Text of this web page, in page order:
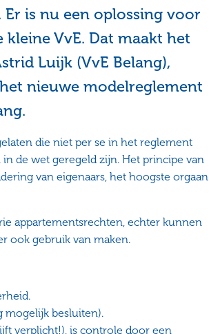
is nu een oplossing voor
kleine VvE. Dat maakt het
Luijk (VvE Belang),
nieuwe modelreglement
die niet per se in het reglement
de wet geregeld zijn. Het principe van
van eigenaars, het hoogste orgaan
appartementsrechten, echter kunnen
ook gebruik van maken.
mogelijk besluiten).
verplicht!), is controle door een